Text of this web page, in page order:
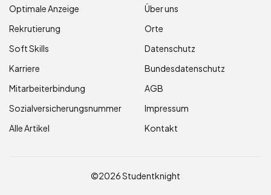
Optimale Anzeige
Rekrutierung
Soft Skills
Karriere
Mitarbeiterbindung
Sozialversicherungsnummer
Alle Artikel
Über uns
Orte
Datenschutz
Bundesdatenschutz
AGB
Impressum
Kontakt
©2026 Studentknight